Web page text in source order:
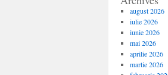
august 2026
iulie 2026
iunie 2026
mai 2026
aprilie 2026
martie 2026